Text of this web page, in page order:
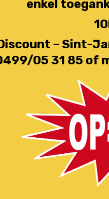
enkel
– Sint-
05 31 85 of